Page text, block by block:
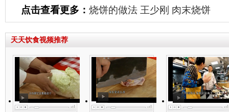
点击查看更多： 烧饼的做法 王少刚 肉末烧饼
天天饮食视频推荐